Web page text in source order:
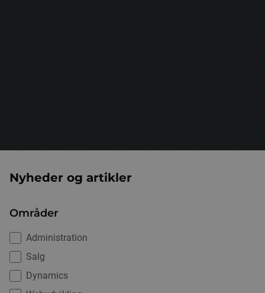
Nyheder og artikler
Områder
Administration
Salg
Dynamics